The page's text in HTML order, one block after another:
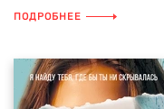
ПОДРОБНЕЕ